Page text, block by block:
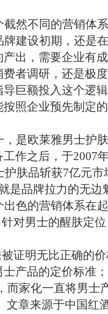
然不同的营销体
建设初期，还是
出，需要企业有
者调研，还是极
巨额投入这个逻
照企业预先制定
是欧莱雅男士护
作之后，于2007
肤品斩获7亿元市
是品牌拉力的无边
色的营销体系在
对男士的醒肤定
证明无比正确的
产品的定价标准；
家化一直将男士
文章来源于中国红